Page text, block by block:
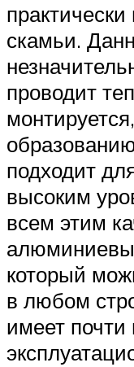
скамьи.
проводит
подходит
высоким
всем этим
который
в любом
имеет почти